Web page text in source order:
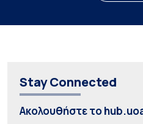
Stay Connected
Ακολουθήστε το